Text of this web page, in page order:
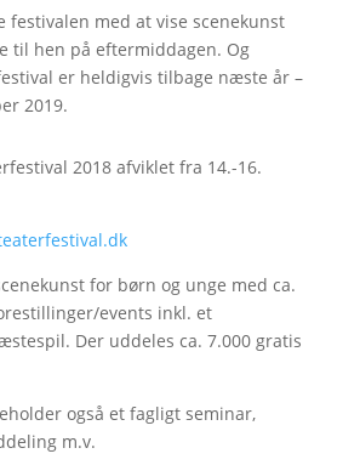
festivalen med at vise scenekunst
til hen på eftermiddagen. Og
er heldigvis tilbage næste år –
2019.
2018 afviklet fra 14.-16.
for børn og unge med ca.
events inkl. et
Der uddeles ca. 7.000 gratis
også et fagligt seminar,
m.v.